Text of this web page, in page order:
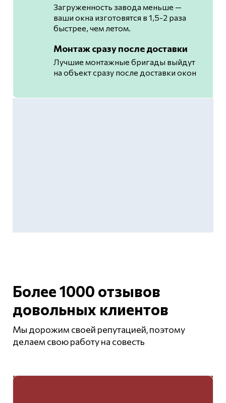
Загруженность завода меньше —
ваши окна изготовятся в 1,5-2 раза
быстрее, чем летом.
Монтаж сразу после доставки
Лучшие монтажные бригады выйдут
на объект сразу после доставки окон
Более 1000 отзывов
довольных клиентов
Мы дорожим своей репутацией, поэтому
делаем свою работу на совесть